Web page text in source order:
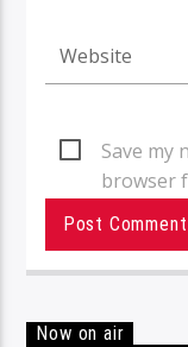
Save my
browser
Now on air